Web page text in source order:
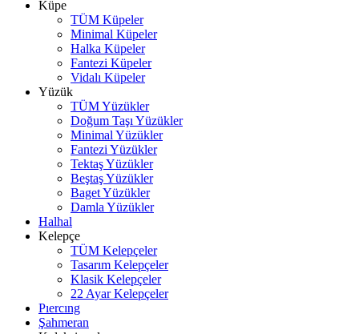
Küpe
TÜM Küpeler
Minimal Küpeler
Halka Küpeler
Fantezi Küpeler
Vidalı Küpeler
Yüzük
TÜM Yüzükler
Doğum Taşı Yüzükler
Minimal Yüzükler
Fantezi Yüzükler
Tektaş Yüzükler
Beştaş Yüzükler
Baget Yüzükler
Damla Yüzükler
Halhal
Kelepçe
TÜM Kelepçeler
Tasarım Kelepçeler
Klasik Kelepçeler
22 Ayar Kelepçeler
Pıercıng
Şahmeran